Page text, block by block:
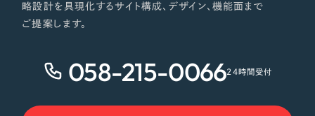
略設計を具現化するサイト構成、デザイン、機能面まで
ご提案します。
058-215-006624時間受付